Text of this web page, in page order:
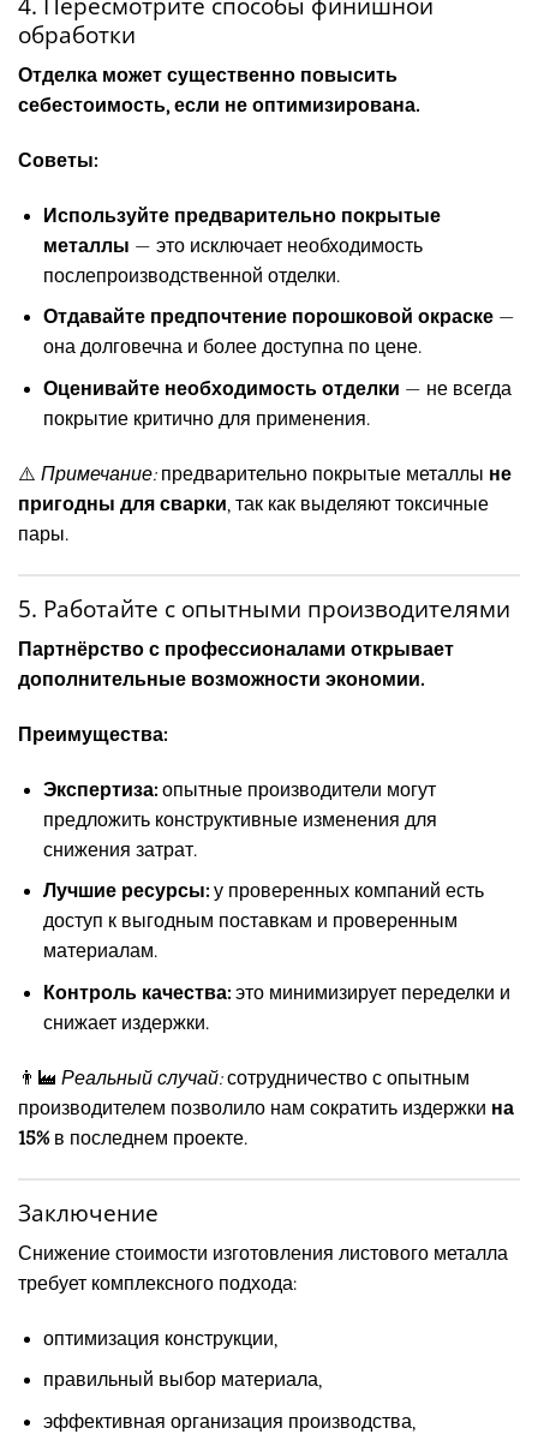
обработки
Отделка может существенно повысить
себестоимость, если не оптимизирована.
Советы:
Используйте предварительно покрытые
металлы — это исключает необходимость
послепроизводственной отделки.
Отдавайте предпочтение порошковой окраске—
она долговечна и более доступна по цене.
Оценивайте необходимость отделки — не всегда
покрытие критично для применения.
⚠️ Примечание:предварительно покрытые металлы не
пригодны для сварки , так как выделяют токсичные
пары.
5. Работайте с опытными производителями
Партнёрство с профессионалами открывает
дополнительные возможности экономии.
Преимущества:
Экспертиза:опытные производители могут
предложить конструктивные изменения для
снижения затрат.
Лучшие ресурсы:у проверенных компаний есть
доступ к выгодным поставкам и проверенным
материалам.
Контроль качества:это минимизирует переделки и
снижает издержки.
👨‍🏭 Реальный случай:сотрудничество с опытным
производителем позволило нам сократить издержки на
15% в последнем проекте.
Заключение
Снижение стоимости изготовления листового металла
требует комплексного подхода:
оптимизация конструкции,
правильный выбор материала,
эффективная организация производства,